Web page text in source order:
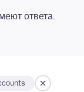
ответа.